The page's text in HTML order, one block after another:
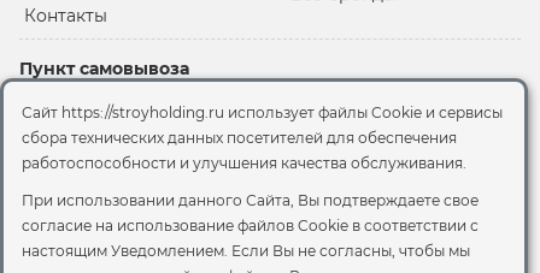
Контакты
Пункт самовывоза
2-й Иртышский проезд,
территория 2А стр.3
Офис
Москва, ул. Вятская, 49с1
Сайт https://stroyholding.ru использует файлы Cookie и сервисы
сбора технических данных посетителей для обеспечения
работоспособности и улучшения качества обслуживания.
При использовании данного Сайта, Вы подтверждаете свое
согласие на использование файлов Cookie в соответствии с
настоящим Уведомлением. Если Вы не согласны, чтобы мы